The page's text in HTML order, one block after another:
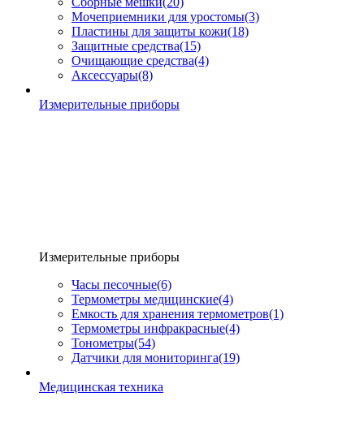
Мочеприемники для уростомы(3)
Пластины для защиты кожи(18)
Защитные средства(15)
Очищающие средства(4)
Аксессуары(8)
Измерительные приборы
Измерительные приборы
Часы песочные(6)
Термометры медицинские(4)
Емкость для хранения термометров(1)
Термометры инфракрасные(4)
Тонометры(54)
Датчики для мониторинга(19)
Медицинская техника